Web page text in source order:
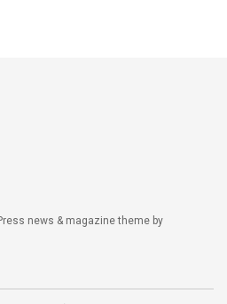
news & magazine theme by